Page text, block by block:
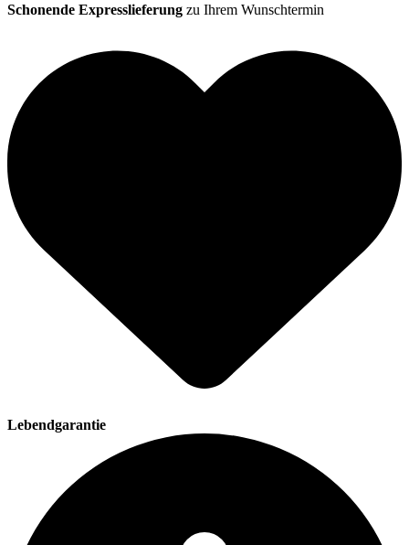
Schonende Expresslieferung zu Ihrem Wunschtermin
Lebendgarantie